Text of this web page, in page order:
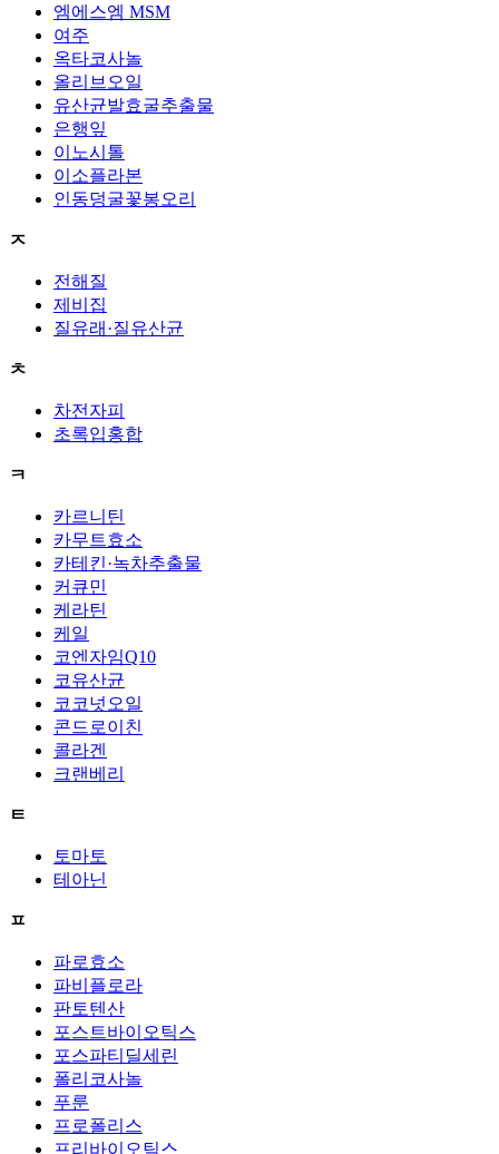
엠에스엠 MSM
여주
옥타코사놀
올리브오일
유산균발효굴추출물
은행잎
이노시톨
이소플라본
인동덩굴꽃봉오리
ㅈ
전해질
제비집
질유래·질유산균
ㅊ
차전자피
초록입홍합
ㅋ
카르니틴
카무트효소
카테킨·녹차추출물
커큐민
케라틴
케일
코엔자임Q10
코유산균
코코넛오일
콘드로이친
콜라겐
크랜베리
ㅌ
토마토
테아닌
ㅍ
파로효소
파비플로라
판토텐산
포스트바이오틱스
포스파티딜세린
폴리코사놀
푸룬
프로폴리스
프리바이오틱스